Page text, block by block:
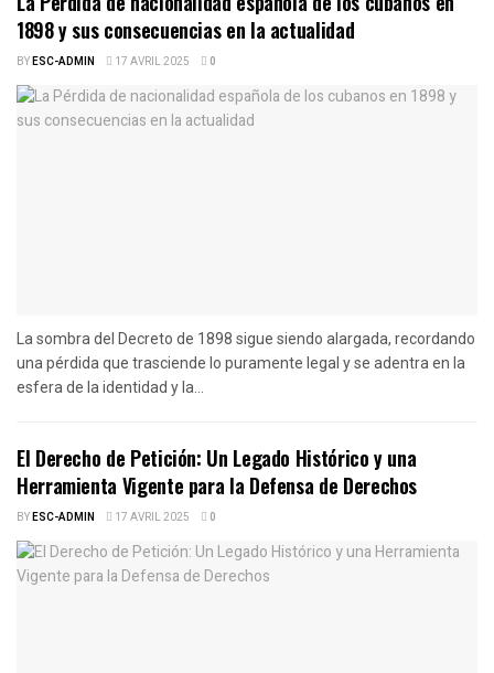
1898 y sus consecuencias en la actualidad
BYESC-ADMIN 17 AVRIL 2025 0
La sombra del Decreto de 1898 sigue siendo alargada, recordando
una pérdida que trasciende lo puramente legal y se adentra en la
esfera de la identidad y la...
El Derecho de Petición: Un Legado Histórico y una
Herramienta Vigente para la Defensa de Derechos
BYESC-ADMIN 17 AVRIL 2025 0